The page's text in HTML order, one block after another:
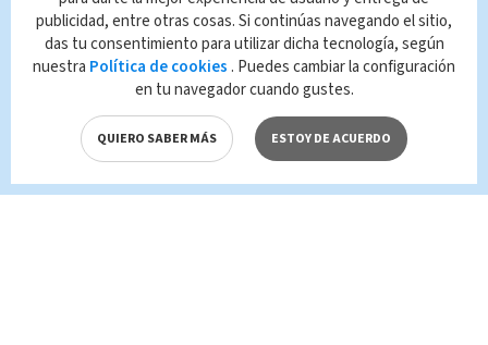
Queda prohibida la reproducción total o
parcial del contenido de esta página, mismo
que es propiedad de TELEDIARIO; su
reproducción no autorizada constituye una
infracción y un delito de conformidad con las
leyes aplicables.
publicidad, entre otras cosas. Si continúas navegando el sitio,
das tu consentimiento para utilizar dicha tecnología, según
nuestra Política de cookies . Puedes cambiar la configuración
en tu navegador cuando gustes.
QUIERO SABER MÁS ESTOY DE ACUERDO